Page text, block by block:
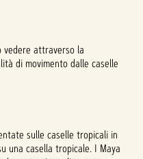
vedere attraverso la
di movimento dalle caselle
sulle caselle tropicali in
una casella tropicale. I Maya